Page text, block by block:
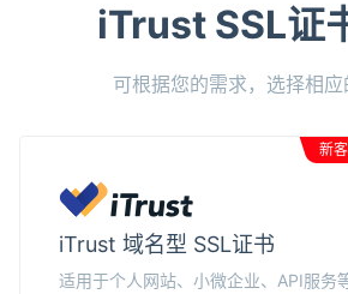
iTrust SSL证
可根据您的需求，选择相
新
iTrust 域名型 SSL证书
适用于个人网站、小微企业、API服务